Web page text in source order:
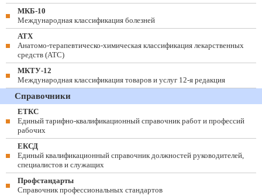
МКБ-10
Международная классификация болезней
АТХ
Анатомо-терапевтическо-химическая классификация лекарственных
средств (ATC)
МКТУ-12
Международная классификация товаров и услуг 12-я редакция
Справочники
ЕТКС
Единый тарифно-квалификационный справочник работ и профессий
рабочих
ЕКСД
Единый квалификационный справочник должностей руководителей,
специалистов и служащих
Профстандарты
Справочник профессиональных стандартов